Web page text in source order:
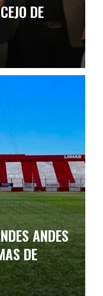
DE
ANDES
DE